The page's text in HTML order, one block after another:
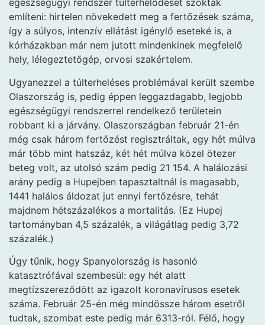
egészségügyi rendszer túlterhelődését szokták
említeni: hirtelen növekedett meg a fertőzések száma,
így a súlyos, intenzív ellátást igénylő eseteké is, a
kórházakban már nem jutott mindenkinek megfelelő
hely, lélegeztetőgép, orvosi szakértelem.
Ugyanezzel a túlterheléses problémával került szembe
Olaszország is, pedig éppen leggazdagabb, legjobb
egészségügyi rendszerrel rendelkező területein
robbant ki a járvány. Olaszországban február 21-én
még csak három fertőzést regisztráltak, egy hét múlva
már több mint hatszáz, két hét múlva közel ötezer
beteg volt, az utolsó szám pedig 21 154. A halálozási
arány pedig a Hupejben tapasztaltnál is magasabb,
1441 halálos áldozat jut ennyi fertőzésre, tehát
majdnem hétszázalékos a mortalitás. (Ez Hupej
tartományban 4,5 százalék, a világátlag pedig 3,72
százalék.)
Úgy tűnik, hogy Spanyolország is hasonló
katasztrófával szembesül: egy hét alatt
megtízszereződött az igazolt koronavírusos esetek
száma. Február 25-én még mindössze három esetről
tudtak, szombat este pedig már 6313-ról. Félő, hogy